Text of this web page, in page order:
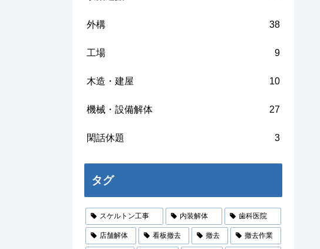
外構 38
工場 9
木造・建屋 10
機械・設備解体 27
閑話休題 3
タグ
スケルトン工事 内装解体 歯科医院
店舗解体 看板撤去 撤去 撤去作業